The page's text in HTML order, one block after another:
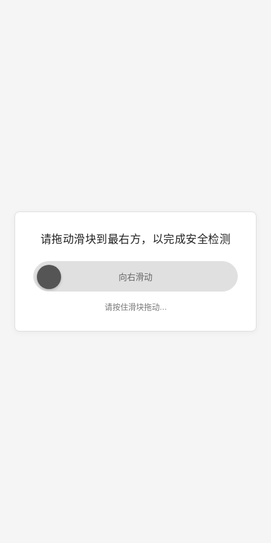
请拖动滑块到最右方，以完成安全检测
向右滑动
请按住滑块拖动...